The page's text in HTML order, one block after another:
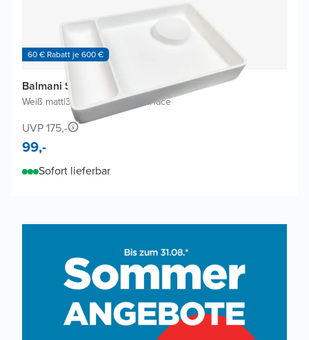
60 € Rabatt je 600 €
Balmani Spazio Kosmetikschale
Weiß matt|32 x 22 cm|Solid Surface
UVP 175,-
99,-
Sofort lieferbar